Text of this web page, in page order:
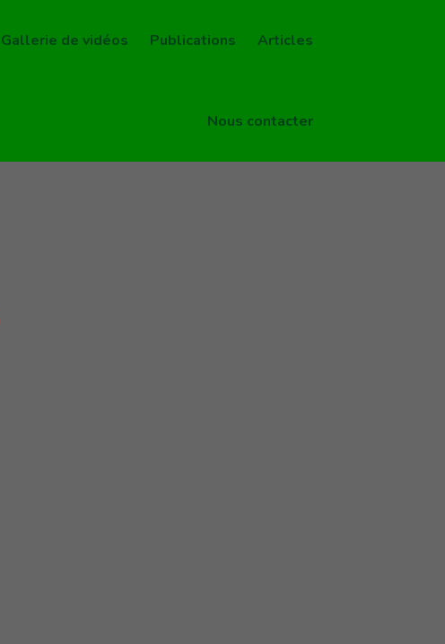
Gallerie de vidéos Publications Articles
Nous contacter